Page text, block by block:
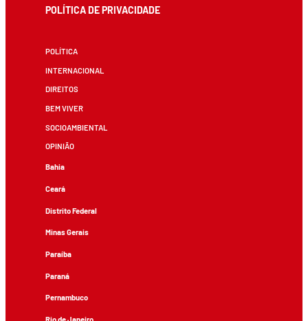
POLÍTICA DE PRIVACIDADE
POLÍTICA
INTERNACIONAL
DIREITOS
BEM VIVER
SOCIOAMBIENTAL
OPINIÃO
Bahia
Ceará
Distrito Federal
Minas Gerais
Paraíba
Paraná
Pernambuco